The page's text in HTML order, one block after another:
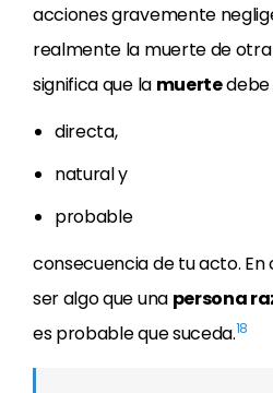
acciones gravemente
realmente la muerte de
significa que la muertedebe
directa,
natural y
probable
consecuencia de tu acto.
ser algo que una persona
es probable que suceda.18